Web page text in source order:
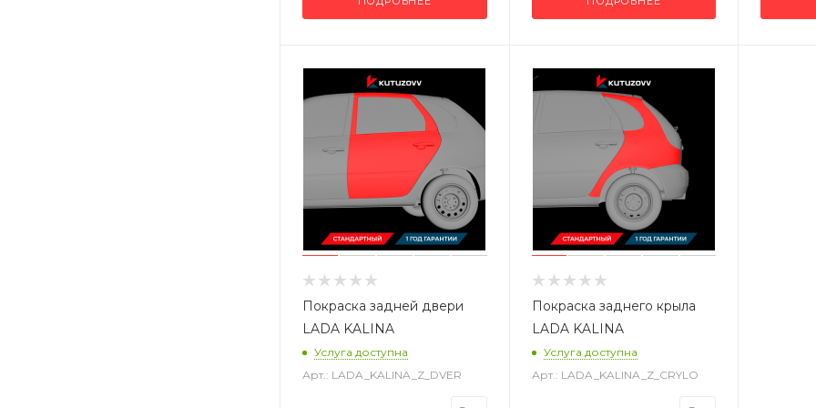
Покраска задней двери
LADA KALINA
Услуга доступна
Арт.: LADA_KALINA_Z_DVER
Покраска заднего крыла
LADA KALINA
Услуга доступна
Арт.: LADA_KALINA_Z_CRYLO